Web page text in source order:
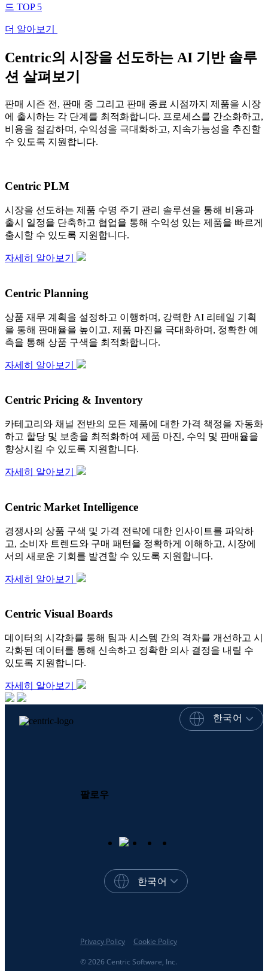
드 TOP 5
더 알아보기
Centric의 시장을 선도하는 AI 기반 솔루
션 살펴보기
판매 시즌 전, 판매 중 그리고 판매 종료 시점까지 제품을 시장
에 출시하는 각 단계를 최적화합니다. 프로세스를 간소화하고,
비용을 절감하며, 수익성을 극대화하고, 지속가능성을 추진할
수 있도록 지원합니다.
Centric PLM
시장을 선도하는 제품 수명 주기 관리 솔루션을 통해 비용과
출시 일정을 단축하고 협업을 통해 수익성 있는 제품을 빠르게
출시할 수 있도록 지원합니다.
자세히 알아보기
Centric Planning
상품 재무 계획을 설정하고 이행하며, 강력한 AI 리테일 기획
을 통해 판매율을 높이고, 제품 마진을 극대화하며, 정확한 예
측을 통해 상품 구색을 최적화합니다.
자세히 알아보기
Centric Pricing & Inventory
카테고리와 채널 전반의 모든 제품에 대한 가격 책정을 자동화
하고 할당 및 보충을 최적화하여 제품 마진, 수익 및 판매율을
향상시킬 수 있도록 지원합니다.
자세히 알아보기
Centric Market Intelligence
경쟁사의 상품 구색 및 가격 전략에 대한 인사이트를 파악하
고, 소비자 트렌드와 구매 패턴을 정확하게 이해하고, 시장에
서의 새로운 기회를 발견할 수 있도록 지원합니다.
자세히 알아보기
Centric Visual Boards
데이터의 시각화를 통해 팀과 시스템 간의 격차를 개선하고 시
각화된 데이터를 통해 신속하고 정확한 의사 결정을 내릴 수
있도록 지원합니다.
자세히 알아보기
한국어
팔로우
한국어
© 2026 Centric Software, Inc.
Privacy Policy Cookie Policy